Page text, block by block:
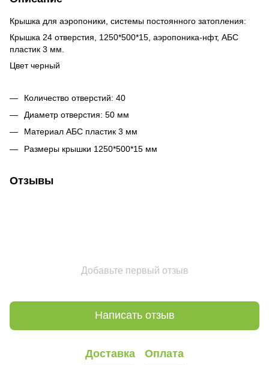
Крышка для аэропоники, системы постоянного затопления:
Крышка 24 отверстия, 1250*500*15, аэропоника-нфт, АБС
пластик 3 мм.
Цвет черный
Количество отверстий: 40
Диаметр отверстия: 50 мм
Материал АБС пластик 3 мм
Размеры крышки 1250*500*15 мм
Отзывы
Добавьте первый отзыв
Написать отзыв
Доставка Оплата